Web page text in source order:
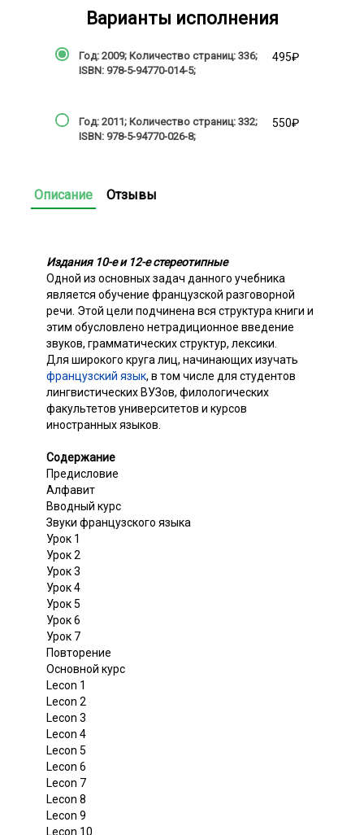
Варианты исполнения
Год: 2009; Количество страниц: 336;
ISBN: 978-5-94770-014-5;
495₽
Год: 2011; Количество страниц: 332;
ISBN: 978-5-94770-026-8;
550₽
Описание Отзывы
Издания 10-е и 12-е стереотипные
Одной из основных задач данного учебника
является обучение французской разговорной
речи. Этой цели подчинена вся структура книги и
этим обусловлено нетрадиционное введение
звуков, грамматических структур, лексики.
Для широкого круга лиц, начинающих изучать
французский язык, в том числе для студентов
лингвистических ВУЗов, филологических
факультетов университетов и курсов
иностранных языков.
Содержание
Предисловие
Алфавит
Вводный курс
Звуки французского языка
Урок 1
Урок 2
Урок 3
Урок 4
Урок 5
Урок 6
Урок 7
Повторение
Основной курс
Lecon 1
Lecon 2
Lecon 3
Lecon 4
Lecon 5
Lecon 6
Lecon 7
Lecon 8
Lecon 9
Lecon 10